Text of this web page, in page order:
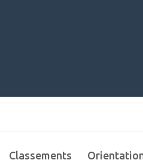
Classements